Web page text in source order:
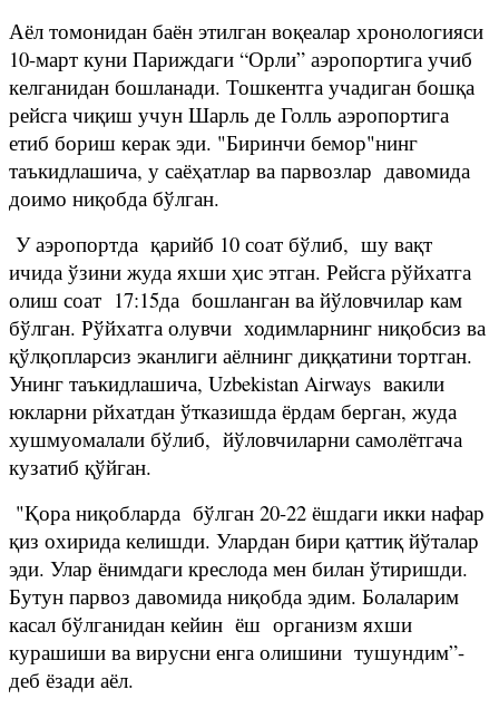
Аёл томонидан баён этилган воқеалар хронологияси
10-март куни Париждаги “Орли” аэропортига учиб
келганидан бошланади. Тошкентга учадиган бошқа
рейсга чиқиш учун Шарль де Голль аэропортига
етиб бориш керак эди. "Биринчи бемор"нинг
таъкидлашича, у саёҳатлар ва парвозлар давомида
доимо ниқобда бўлган.
У аэропортда қарийб 10 соат бўлиб, шу вақт
ичида ўзини жуда яхши ҳис этган. Рейсга рўйхатга
олиш соат 17:15да бошланган ва йўловчилар кам
бўлган. Рўйхатга олувчи ходимларнинг ниқобсиз ва
қўлқопларсиз эканлиги аёлнинг диққатини тортган.
Унинг таъкидлашича, Uzbekistan Airways вакили
юкларни рйхатдан ўтказишда ёрдам берган, жуда
хушмуомалали бўлиб, йўловчиларни самолётгача
кузатиб қўйган.
"Қора ниқобларда бўлган 20-22 ёшдаги икки нафар
қиз охирида келишди. Улардан бири қаттиқ йўталар
эди. Улар ёнимдаги креслода мен билан ўтиришди.
Бутун парвоз давомида ниқобда эдим. Болаларим
касал бўлганидан кейин ёш организм яхши
курашиши ва вирусни енга олишини тушундим”-
деб ёзади аёл.